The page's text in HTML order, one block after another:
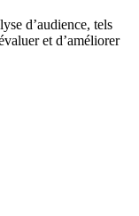
d’audience, tels
et d’améliorer